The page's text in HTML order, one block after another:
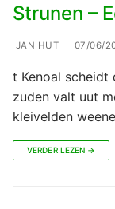
Strunen –
JAN HUT 07/06/
t Kenoal scheidt
zuden valt uut
kleivelden
VERDER LEZEN →